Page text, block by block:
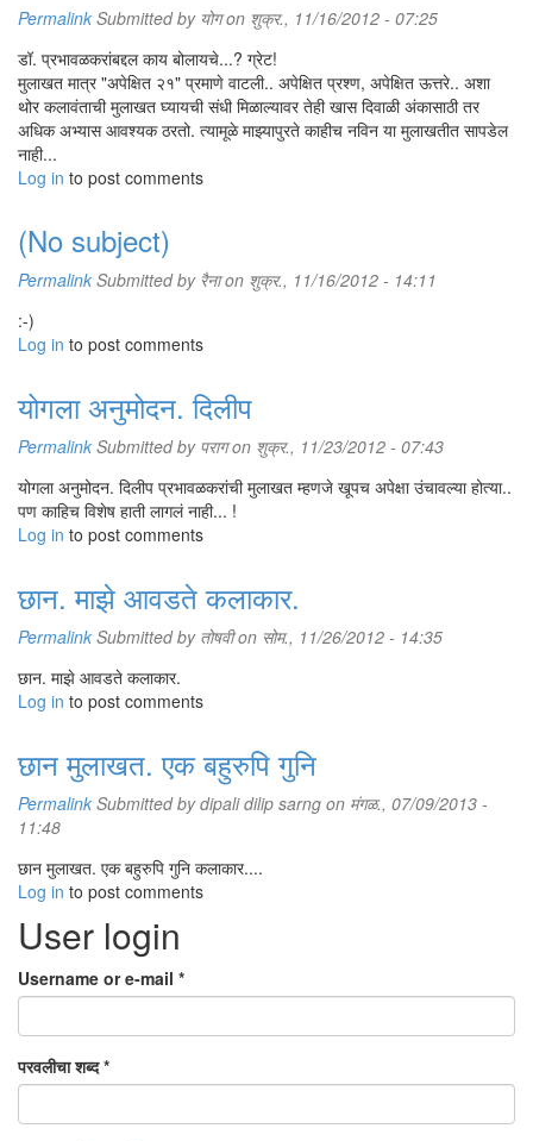
Permalink Submitted by योगon शुक्र., 11/16/2012 - 07:25
डॉ. प्रभावळकरांबद्दल काय बोलायचे...? ग्रेट!
मुलाखत मात्र "अपेक्षित २१" प्रमाणे वाटली.. अपेक्षित प्रश्ण, अपेक्षित ऊत्तरे.. अशा
थोर कलावंताची मुलाखत घ्यायची संधी मिळाल्यावर तेही खास दिवाळी अंकासाठी तर
अधिक अभ्यास आवश्यक ठरतो. त्यामूळे माझ्यापुरते काहीच नविन या मुलाखतीत सापडेल
नाही...
Log in to post comments
(No subject)
Permalink Submitted by रैनाon शुक्र., 11/16/2012 - 14:11
:-)
Log in to post comments
योगला अनुमोदन. दिलीप
Permalink Submitted by परागon शुक्र., 11/23/2012 - 07:43
योगला अनुमोदन. दिलीप प्रभावळकरांची मुलाखत म्हणजे खूपच अपेक्षा उंचावल्या होत्या..
पण काहिच विशेष हाती लागलं नाही... !
Log in to post comments
छान. माझे आवडते कलाकार.
Permalink Submitted by तोषवीon सोम., 11/26/2012 - 14:35
छान. माझे आवडते कलाकार.
Log in to post comments
छान मुलाखत. एक बहुरुपि गुनि
Permalink Submitted bydipali dilip sarng on मंगळ., 07/09/2013 -
11:48
छान मुलाखत. एक बहुरुपि गुनि कलाकार....
Log in to post comments
User login
Username or e-mail *
परवलीचा शब्द*